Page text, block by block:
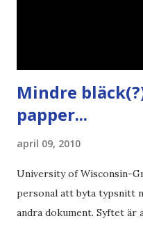
Mindre
papper...
april 09, 2010
University of Wisconsin-
personal att byta typsnitt
andra dokument. Syftet är